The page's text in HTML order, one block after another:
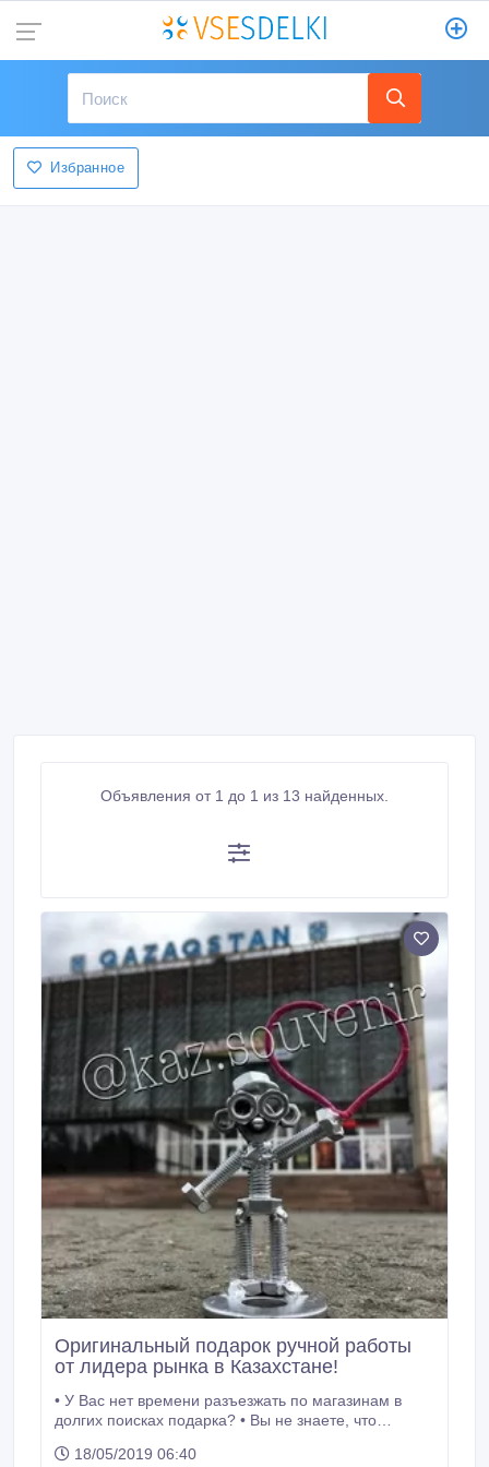
Избранное
Объявления от 1 до 1 из 13 найденных.
Оригинальный подарок ручной работы
от лидера рынка в Казахстане!
• У Вас нет времени разъезжать по магазинам в
долгих поисках подарка? • Вы не знаете, что
уверены, понравится Ваш подарок человеку или
18/05/2019 06:40